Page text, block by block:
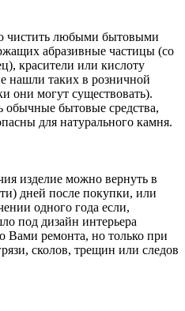
чистить любыми бытовыми
абразивные частицы (со
красители или кислоту
нашли таких в розничной
они могут существовать).
бытовые средства,
для натурального камня.
изделие можно вернуть в
дней после покупки, или
одного года если,
под дизайн интерьера
Вами ремонта, но только при
сколов, трещин или следов